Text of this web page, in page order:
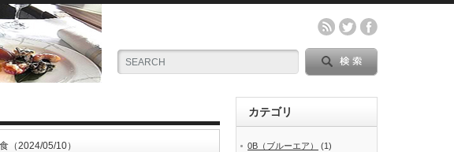
2024/05/10）
カテゴリ
0B（ブルーエア） (1)